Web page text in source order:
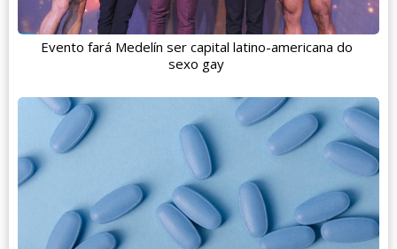
Evento fará Medelín ser capital latino-americana do
sexo gay